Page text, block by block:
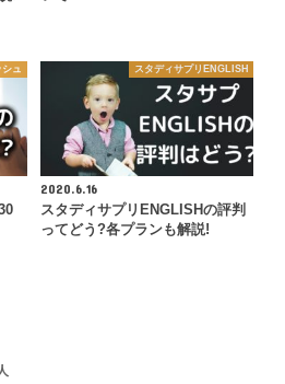
ュ スタディサプリENGLISH
2020.6.16
スタディサプリENGLISHの評判
ってどう?各プランも解説!